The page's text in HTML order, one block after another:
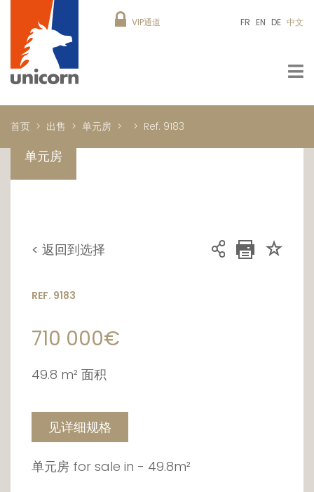
VIP通道 FR EN DE 中文
首页 出售 单元房 Ref. 9183
单元房
< 返回到选择
REF. 9183
710 000€
49.8 m² 面积
见详细规格
单元房 for sale in - 49.8m²